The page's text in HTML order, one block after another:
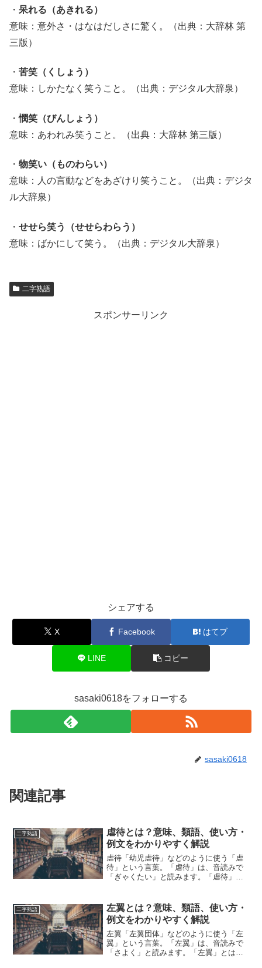
・ 呆れる（あきれる）
意味：意外さ・はなはだしさに驚く。（出典：大辞林 第
三版）
・ 苦笑（くしょう）
意味：しかたなく笑うこと。（出典：デジタル大辞泉）
・憫笑（びんしょう）
意味：あわれみ笑うこと。（出典：大辞林 第三版）
・ 物笑い（ものわらい）
意味：人の言動などをあざけり笑うこと。（出典：デジタ
ル大辞泉）
・ せせら笑う（せせらわらう）
意味：ばかにして笑う。（出典：デジタル大辞泉）
二字熟語
スポンサーリンク
シェアする
X Facebook はてブ
LINE コピー
sasaki0618をフォローする
sasaki0618
関連記事
二字熟語
虐待とは？意味、類語、使い方・
例文をわかりやすく解説
虐待「幼児虐待」などのように使う「虐
待」という言葉。「虐待」は、音読みで
「ぎゃくたい」と読みます。「虐待」と
類語について、小説などの用例を紹介し
ながら、わかりやすく解説...
二字熟語
左翼とは？意味、類語、使い方・
例文をわかりやすく解説
左翼「左翼団体」などのように使う「左
翼」という言葉。「左翼」は、音読みで
「さよく」と読みます。「左翼」とは、